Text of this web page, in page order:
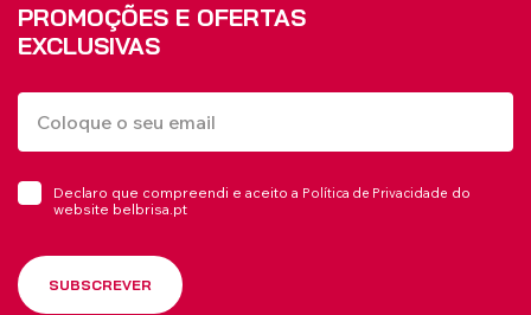
PROMOÇÕES E OFERTAS
EXCLUSIVAS
Declaro que compreendi e aceito a Política de Privacidade do
website belbrisa.pt
SUBSCREVER